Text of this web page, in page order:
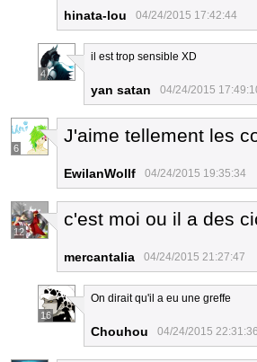
hinata-lou 04/24/2015 17:42:44
4
il est trop sensible XD
yan satan 04/24/2015
6
J'aime tellement les
EwilanWollf 04/24/2015 19:35:34
12
c'est moi ou il a des
mercantalia 04/24/2015 21:27:47
16
On dirait qu'il a eu une greffe
Chouhou 04/24/2015 22:31:36